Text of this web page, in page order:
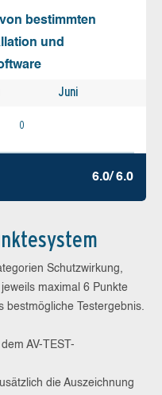
bestimmten
und
Juni
0
6.0/ 6.0
Schutzwirkung,
maximal 6 Punkte
Testergebnis.
AV-TEST-
die Auszeichnung